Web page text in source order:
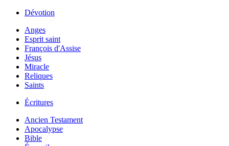
Dévotion
Anges
Esprit saint
François d'Assise
Jésus
Miracle
Reliques
Saints
Écritures
Ancien Testament
Apocalypse
Bible